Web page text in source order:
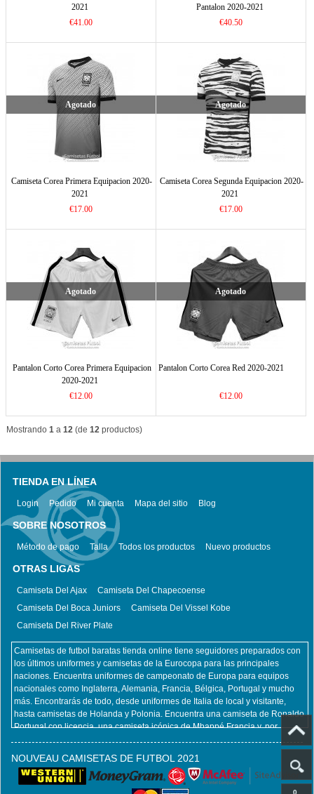
2021
€41.00
Pantalon 2020-2021
€40.50
Agotado
Camiseta Corea Primera Equipacion 2020-
2021
€17.00
Agotado
Camiseta Corea Segunda Equipacion 2020-
2021
€17.00
Agotado
Pantalon Corto Corea Primera Equipacion
2020-2021
€12.00
Agotado
Pantalon Corto Corea Red 2020-2021
€12.00
Mostrando 1a 12(de 12productos)
TIENDA EN LÍNEA
Login Pedido Mi cuenta Mapa del sitio Blog
SOBRE NOSOTROS
Método de pago Talla Todos los productos Nuevo productos
OTRAS LIGAS
Camiseta Del Ajax
Camiseta Del Chapecoense
Camiseta Del Boca Juniors
Camiseta Del Vissel Kobe
Camiseta Del River Plate
Camisetas de futbol baratas tienda online tiene seguidores preparados con
los últimos uniformes y camisetas de la Eurocopa para las principales
naciones. Encuentra uniformes de campeonato de Europa para equipos
nacionales como Inglaterra, Alemania, Francia, Bélgica, Portugal y mucho
más. Encontrarás de todo, desde uniformes de Italia de local y visitante,
hasta camisetas de Holanda y Polonia. Encuentra una camiseta de Ronaldo
Portugal con licencia, una camiseta icónica de Mbappé Francia y, por
equipo nacional y jugador pretenda apoyar en la Euro, Camisetas de futbol
baratas tienda online lo tiene cubierto. Al mismo tiempo, también ofrecemos
todos los productos del club, incluidas camisetas retro futbol, ​​camisetas
futbol niños, camisetas futbol mujeres. camisetafutbolbaratas.com
NOUVEAU CAMISETAS DE FUTBOL 2021
0